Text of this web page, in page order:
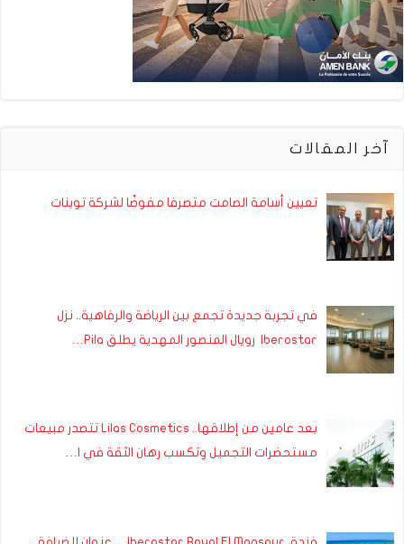
آخر المقالات
تعيين أسامة الصامت متصرفا مفوضًا لشركة توبنات
في تجربة جديدة تجمع بين الرياضة والرفاهية.. نزل
Iberostar رويال المنصور المهدية يطلق Pila…
بعد عامين من إطلاقها.. Lilas Cosmetics تتصدر مبيعات
مستحضرات التجميل وتكسب رهان الثقة في ا…